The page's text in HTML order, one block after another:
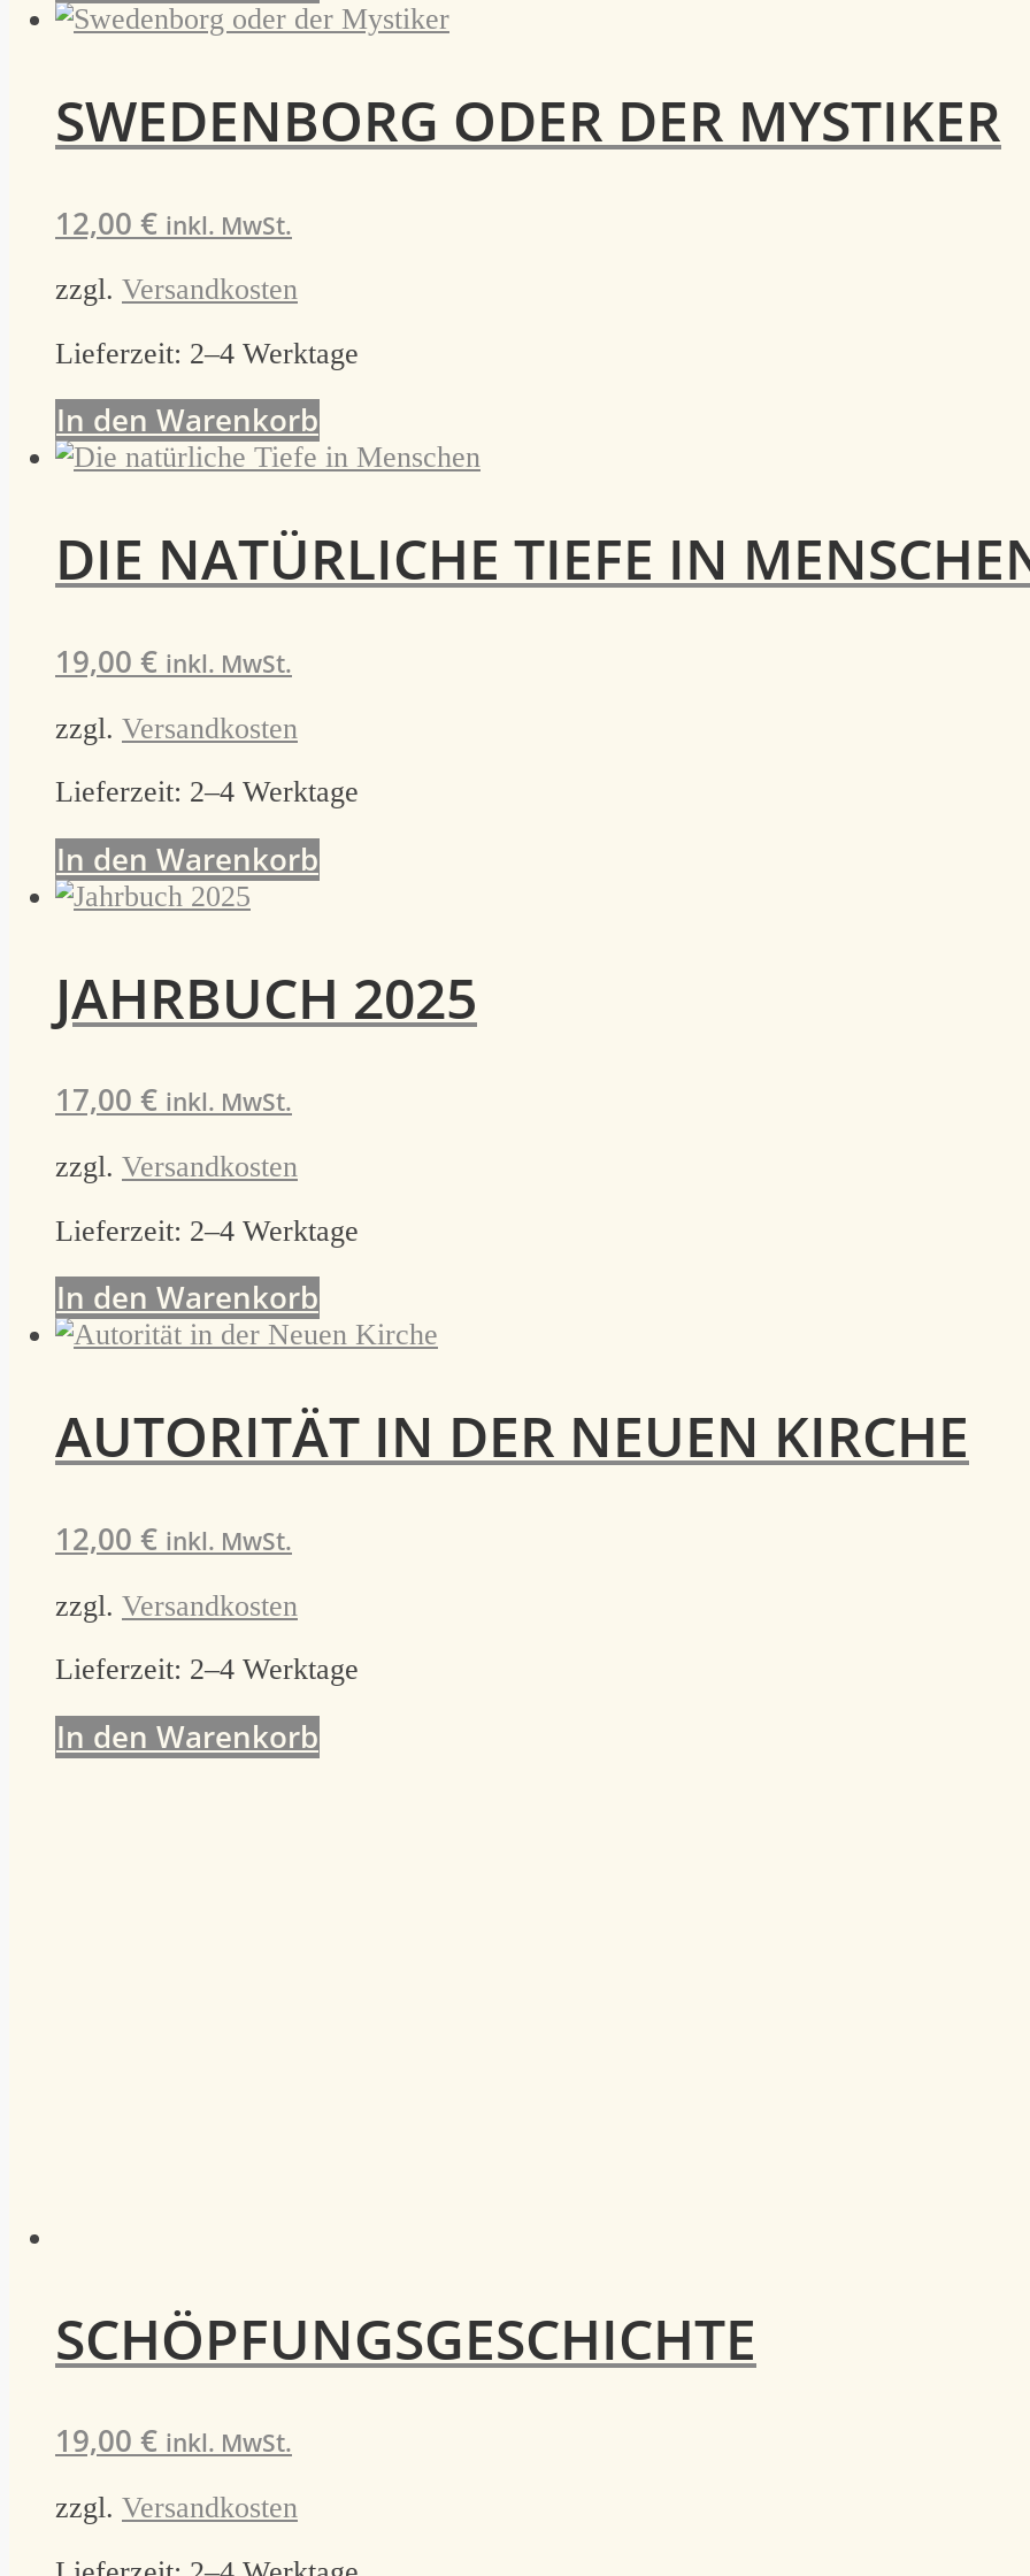
SWEDENBORG ODER DER MYSTIKER
12,00 € inkl. MwSt.
zzgl. Versandkosten
Lieferzeit: 2–4 Werktage
In den Warenkorb
DIE NATÜRLICHE TIEFE IN
19,00 € inkl. MwSt.
zzgl. Versandkosten
Lieferzeit: 2–4 Werktage
In den Warenkorb
JAHRBUCH 2025
17,00 € inkl. MwSt.
zzgl. Versandkosten
Lieferzeit: 2–4 Werktage
In den Warenkorb
AUTORITÄT IN DER NEUEN KIRCHE
12,00 € inkl. MwSt.
zzgl. Versandkosten
Lieferzeit: 2–4 Werktage
In den Warenkorb
SCHÖPFUNGSGESCHICHTE
19,00 € inkl. MwSt.
zzgl. Versandkosten